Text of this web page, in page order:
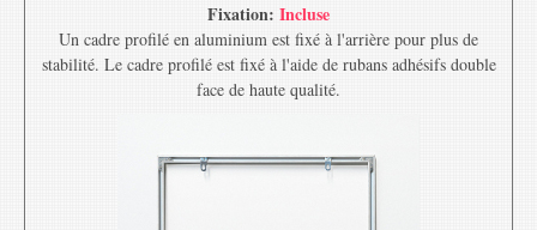
Fixation: Incluse
Un cadre profilé en aluminium est fixé à l'arrière pour plus de
stabilité. Le cadre profilé est fixé à l'aide de rubans adhésifs double
face de haute qualité.